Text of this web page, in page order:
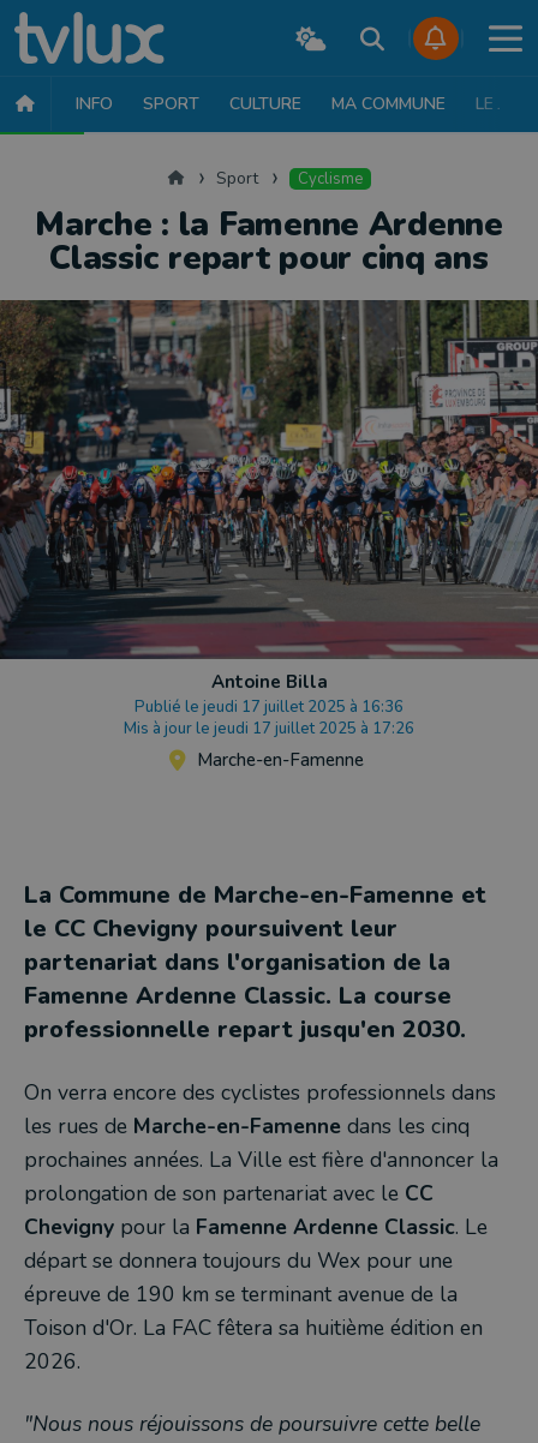
INFO SPORT CULTURE MA COMMUNE LE JT
AccueilSport Cyclisme
Marche : la Famenne Ardenne
Classic repart pour cinq ans
Antoine Billa
Publié le jeudi 17 juillet 2025 à 16:36
Mis à jour le jeudi 17 juillet 2025 à 17:26
Marche-en-Famenne
La Commune de Marche-en-Famenne et
le CC Chevigny poursuivent leur
partenariat dans l'organisation de la
Famenne Ardenne Classic. La course
professionnelle repart jusqu'en 2030.
On verra encore des cyclistes professionnels dans
les rues de Marche-en-Famenne dans les cinq
prochaines années. La Ville est fière d'annoncer la
prolongation de son partenariat avec le CC
Chevigny pour la Famenne Ardenne Classic. Le
départ se donnera toujours du Wex pour une
épreuve de 190 km se terminant avenue de la
Toison d'Or. La FAC fêtera sa huitième édition en
2026.
"Nous nous réjouissons de poursuivre cette belle